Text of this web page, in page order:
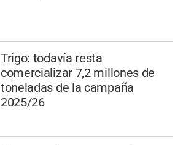
Trigo: todavía resta
comercializar 7,2 millones de
toneladas de la campaña
2025/26